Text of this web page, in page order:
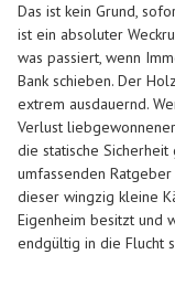
Das ist kein Grund,
ist ein absoluter
was passiert, wenn
Bank schieben. Der
extrem ausdauernd.
Verlust
die statische
umfassenden
dieser wingzig kleine
Eigenheim besitzt und
endgültig in die Flucht